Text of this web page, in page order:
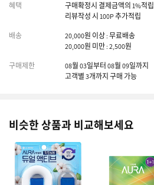
혜택
구매확정시 결제금액의 1%적립
리뷰작성 시 100P 추가적립
배송
20,000원 이상 : 무료배송
20,000원 미만 : 2,500원
구매제한
08월 03일부터 08월 09일까지
고객별 3개까지 구매 가능
비슷한 상품과 비교해보세요